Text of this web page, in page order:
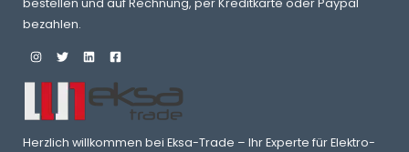
bestellen und auf Rechnung, per Kreditkarte oder Paypal
bezahlen.
Herzlich willkommen bei Eksa-Trade – Ihr Experte für Elektro-